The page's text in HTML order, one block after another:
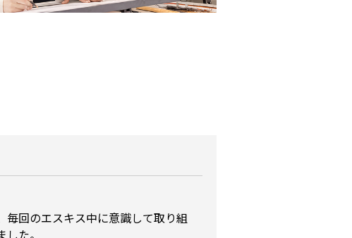
回のエスキス中に意識して取り組
た。